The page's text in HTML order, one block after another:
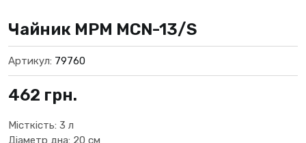
Чайник MPM MCN-13/S
Артикул: 79760
462 грн.
Місткість: 3 л